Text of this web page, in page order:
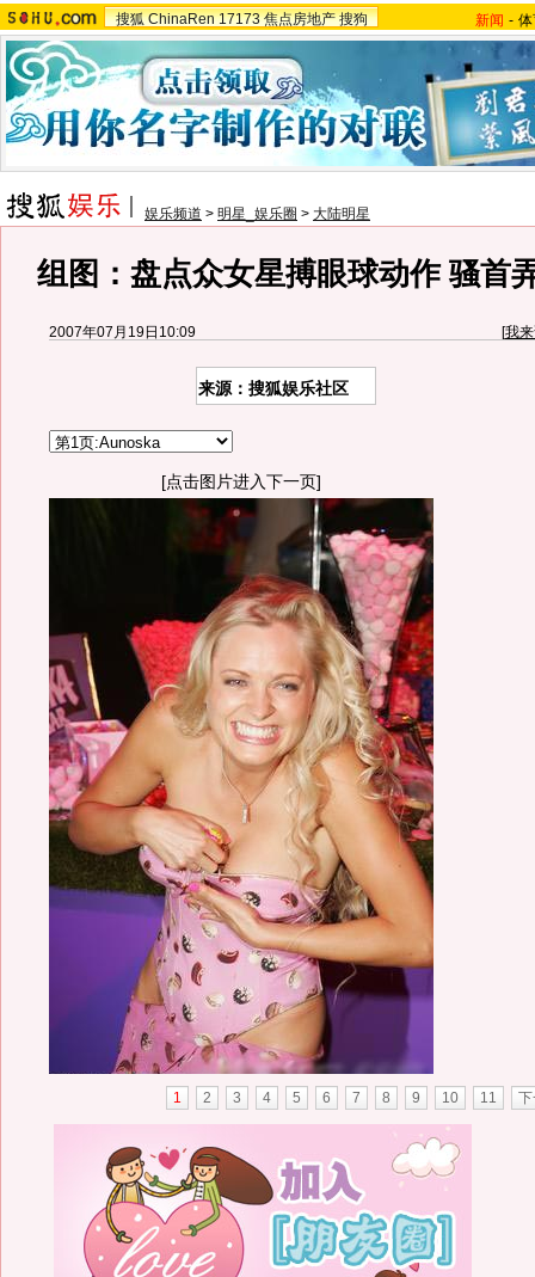
搜狐 ChinaRen 17173 焦点房地产 搜狗 新闻 -
娱乐频道 > 明星_娱乐圈 > 大陆明星
组图：盘点众女星搏眼球动作 骚首
2007年07月19日10:09 [我
来源：搜狐娱乐社区
[点击图片进入下一页]
1 2 3 4 5 6 7 8 9 10 11 下